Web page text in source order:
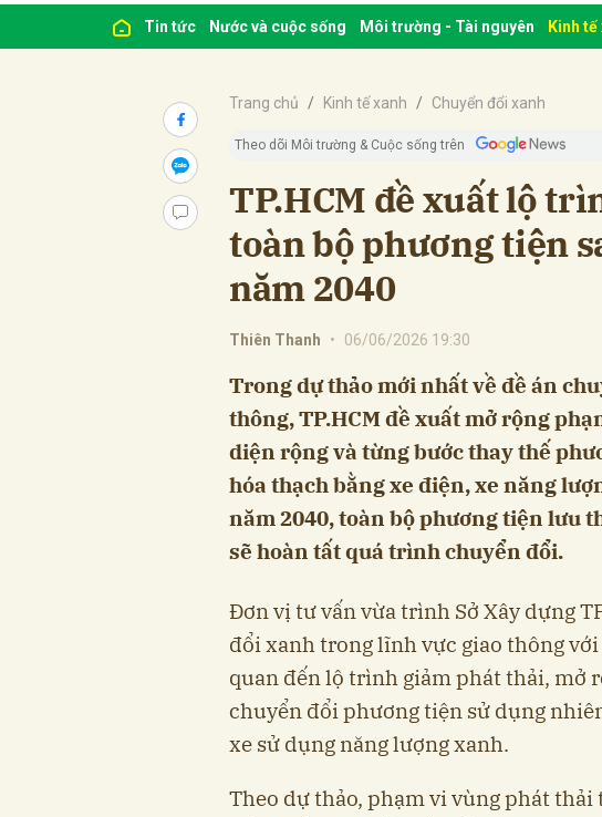
Tin tức Nước và cuộc sống Môi trường - Tài nguyên Kinh tế
Trang chủ Kinh tế xanh Chuyển đổi xanh
Theo dõi Môi trường & Cuộc sống trên
TP.HCM đề xuất lộ
toàn bộ phương tiện
năm 2040
Thiên Thanh • 06/06/2026 19:30
Trong dự thảo mới nhất về đề án
thông, TP.HCM đề xuất mở rộng
diện rộng và từng bước thay thế
hóa thạch bằng xe điện, xe năng
năm 2040, toàn bộ phương tiện lưu
sẽ hoàn tất quá trình chuyển đổi.
Đơn vị tư vấn vừa trình Sở Xây dựng
đổi xanh trong lĩnh vực giao thông
quan đến lộ trình giảm phát thải, mở
chuyển đổi phương tiện sử dụng
xe sử dụng năng lượng xanh.
Theo dự thảo, phạm vi vùng phát